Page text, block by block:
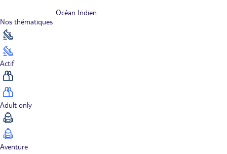
Océan Indien
Nos thématiques
Actif
Adult only
Aventure